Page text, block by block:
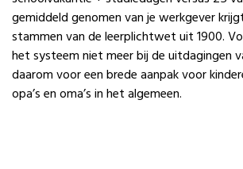
gemiddeld genomen van je werkgever
stammen van de leerplichtwet uit 1900.
het systeem niet meer bij de uitdagingen
daarom voor een brede aanpak voor
opa’s en oma’s in het algemeen.